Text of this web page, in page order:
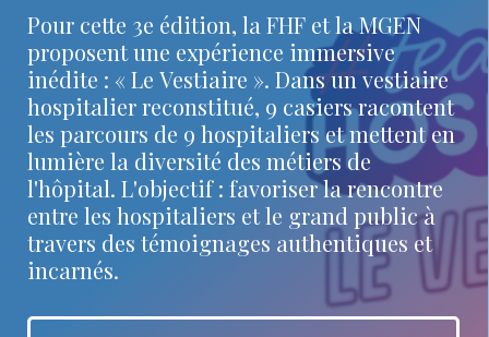
Pour cette 3e édition, la FHF et la MGEN
proposent une expérience immersive
inédite : « Le Vestiaire ». Dans un vestiaire
hospitalier reconstitué, 9 casiers racontent
les parcours de 9 hospitaliers et mettent en
lumière la diversité des métiers de
l'hôpital. L'objectif : favoriser la rencontre
entre les hospitaliers et le grand public à
travers des témoignages authentiques et
incarnés.